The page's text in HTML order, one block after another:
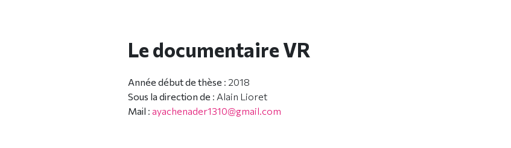
Le documentaire VR
Année début de thèse : 2018
Sous la direction de : Alain Lioret
Mail : ayachenader1310@gmail.com